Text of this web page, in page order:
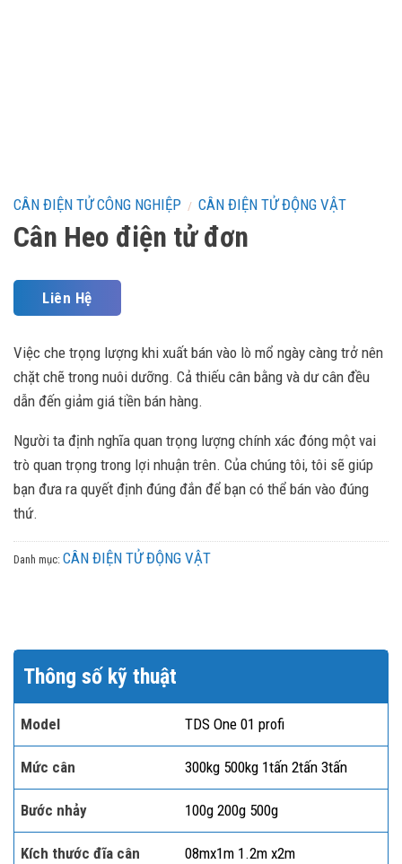
CÂN ĐIỆN TỬ CÔNG NGHIỆP / CÂN ĐIỆN TỬ ĐỘNG VẬT
Cân Heo điện tử đơn
Liên Hệ
Việc che trọng lượng khi xuất bán vào lò mổ ngày càng trở nên
chặt chẽ trong nuôi dưỡng. Cả thiếu cân bằng và dư cân đều
dẫn đến giảm giá tiền bán hàng.
Người ta định nghĩa quan trọng lượng chính xác đóng một vai
trò quan trọng trong lợi nhuận trên. Của chúng tôi, tôi sẽ giúp
bạn đưa ra quyết định đúng đắn để bạn có thể bán vào đúng
thứ.
Danh mục: CÂN ĐIỆN TỬ ĐỘNG VẬT
Thông số kỹ thuật
Model TDS One 01 profi
Mức cân 300kg 500kg 1tấn 2tấn 3tấn
Bước nhảy 100g 200g 500g
Kích thước đĩa cân 08mx1m 1.2m x2m